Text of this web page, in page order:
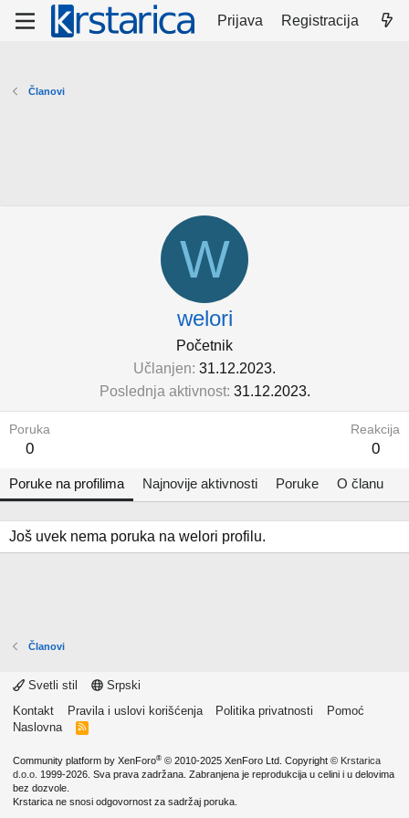
Prijava Registracija
Članovi
W
welori
Početnik
Učlanjen 31.12.2023.
Poslednja aktivnost 31.12.2023.
Poruka
0
Reakcija
0
Poruke na profilima Najnovije aktivnosti Poruke O članu
Još uvek nema poruka na welori profilu.
Članovi
Svetli stil
Srpski
Kontakt
Pravila i uslovi korišćenja Politika privatnosti
Pomoć
Naslovna
R
Community platform by XenForo® © 2010-2025 XenForo Ltd. Copyright © Krstarica
d.o.o. 1999-2026. Sva prava zadržana. Zabranjena je reprodukcija u celini i u delovima
bez dozvole.
Krstarica ne snosi odgovornost za sadržaj poruka.